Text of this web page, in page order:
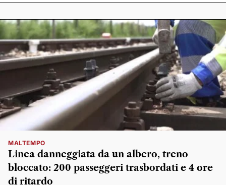
MALTEMPO
Linea danneggiata da un albero, treno
bloccato: 200 passeggeri trasbordati e 4 ore
di ritardo